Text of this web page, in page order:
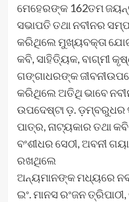
ମେହେରଙ୍କ 162ତମ
ସଭାପତି ତଥା ନବୀନର
କରିଥିଲେ ମୁଖ୍ୟବକ୍ତା
କବି, ସାହିତି୍ୟକ, ବାଗ୍ମୀ
ଗଙ୍ଗାଧରଙ୍କ
କରିଥିଲେ ଅତିଥି ଭାବେ
ଉପଦେଷ୍ଟା ଡ଼. ଡ଼ମ୍ବରୁଧର
ପାତ୍ର, ନାଟ୍ୟକାର ତଥା
ବଂଶୀଧର ସେଠୀ, ଅବନୀ
ରଖଥିଲେ
ଅନ୍ୟମାନଙ୍କ ମଧ୍ୟରେ
ଇଂ. ମାନସ ରଂଜନ